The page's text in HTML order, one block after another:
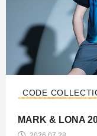
CODE
MARK & LONA